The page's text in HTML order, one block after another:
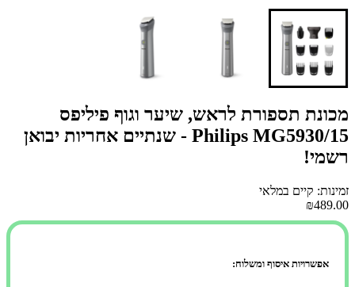
מכונת תספורת לראש, שיער וגוף פיליפס
Philips MG5930/15 - שנתיים אחריות יבואן
רשמי!
זמינות: קיים במלאי
₪489.00
אפשרויות איסוף ומשלוח: